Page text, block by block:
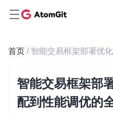
首页
智能交易框架部
配到性能调优的